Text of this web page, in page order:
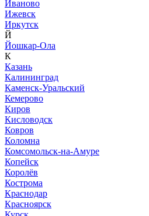
Иваново
Ижевск
Иркутск
Й
Йошкар-Ола
К
Казань
Калининград
Каменск-Уральский
Кемерово
Киров
Кисловодск
Ковров
Коломна
Комсомольск-на-Амуре
Копейск
Королёв
Кострома
Краснодар
Красноярск